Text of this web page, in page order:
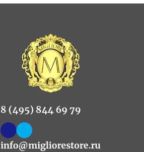
8 (495) 844 69 79
info@migliorestore.ru